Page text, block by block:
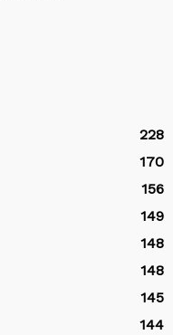
228
170
156
149
148
148
145
144